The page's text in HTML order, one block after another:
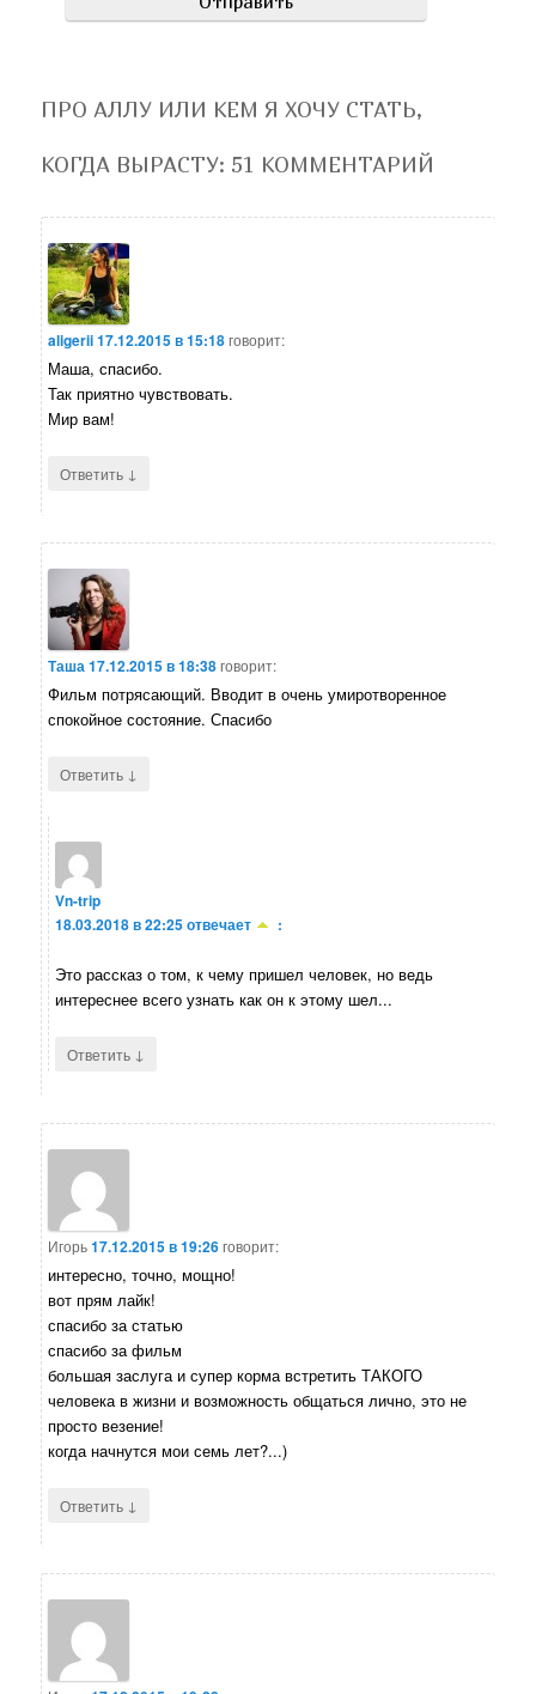
ПРО АЛЛУ ИЛИ КЕМ Я ХОЧУ СТАТЬ,
КОГДА ВЫРАСТУ: 51 КОММЕНТАРИЙ
aligerii17.12.2015 в 15:18говорит:
Маша, спасибо.
Так приятно чувствовать.
Мир вам!
Ответить ↓
Таша17.12.2015 в 18:38говорит:
Фильм потрясающий. Вводит в очень умиротворенное
спокойное состояние. Спасибо
Ответить ↓
Vn-trip
18.03.2018 в 22:25отвечает :
Это рассказ о том, к чему пришел человек, но ведь
интереснее всего узнать как он к этому шел...
Ответить ↓
Игорь17.12.2015 в 19:26говорит:
интересно, точно, мощно!
вот прям лайк!
спасибо за статью
спасибо за фильм
большая заслуга и супер корма встретить ТАКОГО
человека в жизни и возможность общаться лично, это не
просто везение!
когда начнутся мои семь лет?...)
Ответить ↓